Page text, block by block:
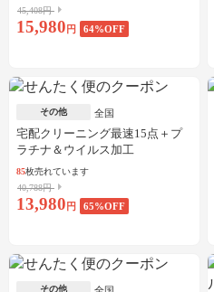
45,408円
15,980 円 64%OFF
その他 全国
宅配クリーニング最速15点＋プ
ラチナ＆ウイルス加工
85枚売れています
40,788円
13,980 円 65%OFF
その他